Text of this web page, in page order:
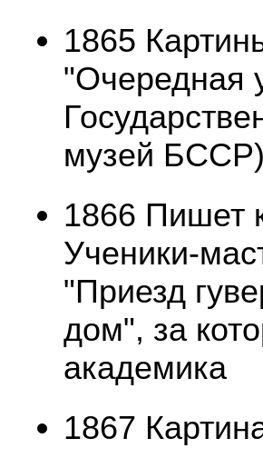
1865
"Очередная
музей БССР)
1866 Пишет
Ученики-
"Приезд
дом", за
академика
1867